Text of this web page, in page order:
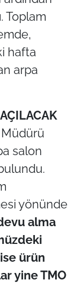
Toplam
hafta
arpa
Müdürü
salon
yönünde
alma
ürün
yine TMO